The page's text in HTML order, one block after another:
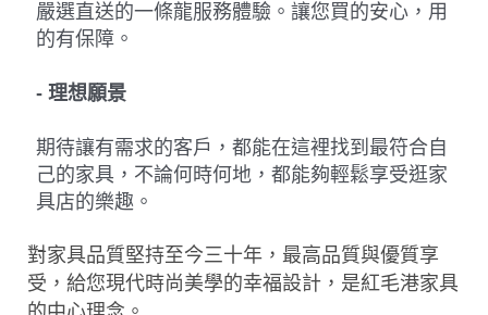
嚴選直送的一條龍服務體驗。讓您買的安心，用
的有保障。
- 理想願景
期待讓有需求的客戶，都能在這裡找到最符合自
己的家具，不論何時何地，都能夠輕鬆享受逛家
具店的樂趣。
對家具品質堅持至今三十年，最高品質與優質享
受，給您現代時尚美學的幸福設計，是紅毛港家具